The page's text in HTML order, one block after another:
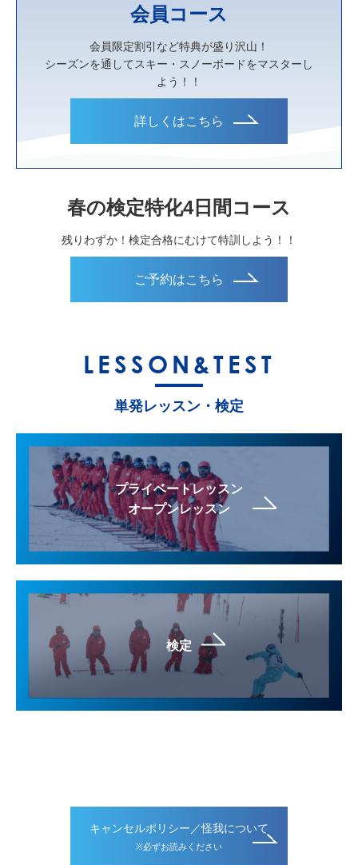
会員コース
会員限定割引など特典が盛り沢山！
シーズンを通してスキー・スノーボードをマスターし
よう！！
詳しくはこちら
春の検定特化4日間コース
残りわずか！検定合格にむけて特訓しよう！！
ご予約はこちら
LESSON&TEST
単発レッスン・検定
プライベートレッスン
オープンレッスン
検定
キャンセルポリシー／怪我について
※必ずお読みください